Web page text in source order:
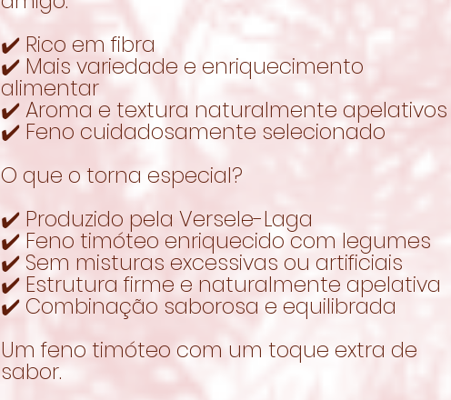
✔️ Rico em fibra
✔️ Mais variedade e enriquecimento
alimentar
✔️ Aroma e textura naturalmente apelativos
✔️ Feno cuidadosamente selecionado
O que o torna especial?
✔️ Produzido pela Versele-Laga
✔️ Feno timóteo enriquecido com legumes
✔️ Sem misturas excessivas ou artificiais
✔️ Estrutura firme e naturalmente apelativa
✔️ Combinação saborosa e equilibrada
Um feno timóteo com um toque extra de
sabor.